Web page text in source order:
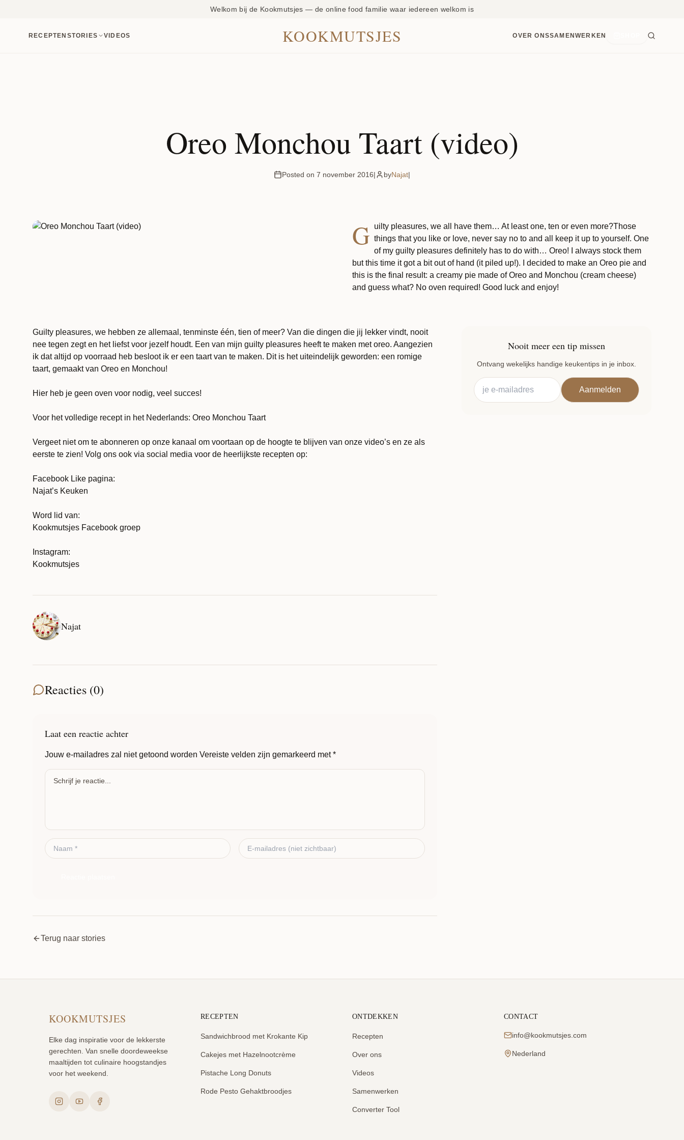
Welkom bij de Kookmutsjes — de online food familie waar iedereen welkom is
RECEPTEN STORIES VIDEOS KOOKMUTSJES OVER ONSSAMENWERKEN
Oreo Monchou Taart (video)
Posted on 7 november 2016| byNajat|
G uilty pleasures, we all have them… At least one, ten or even more?Those
things that you like or love, never say no to and all keep it up to yourself. One
of my guilty pleasures definitely has to do with… Oreo! I always stock them
but this time it got a bit out of hand (it piled up!). I decided to make an Oreo pie and
this is the final result: a creamy pie made of Oreo and Monchou (cream cheese)
and guess what? No oven required! Good luck and enjoy!
Guilty pleasures, we hebben ze allemaal, tenminste één, tien of meer? Van die dingen die jij lekker vindt, nooit
nee tegen zegt en het liefst voor jezelf houdt. Een van mijn guilty pleasures heeft te maken met oreo. Aangezien
ik dat altijd op voorraad heb besloot ik er een taart van te maken. Dit is het uiteindelijk geworden: een romige
taart, gemaakt van Oreo en Monchou!
Hier heb je geen oven voor nodig, veel succes!
Voor het volledige recept in het Nederlands: Oreo Monchou Taart
Vergeet niet om te abonneren op onze kanaal om voortaan op de hoogte te blijven van onze video’s en ze als
eerste te zien! Volg ons ook via social media voor de heerlijkste recepten op:
Facebook Like pagina:
Najat’s Keuken
Word lid van:
Kookmutsjes Facebook groep
Instagram:
Kookmutsjes
Najat
Reacties (0)
Laat een reactie achter
Jouw e-mailadres zal niet getoond worden Vereiste velden zijn gemarkeerd met*
Terug naar stories
Nooit meer een tip missen
Ontvang wekelijks handige keukentips in je inbox.
KOOKMUTSJES
Elke dag inspiratie voor de lekkerste
gerechten. Van snelle doordeweekse
maaltijden tot culinaire hoogstandjes
voor het weekend.
RECEPTEN
Sandwichbrood met Krokante Kip
Cakejes met Hazelnootcrème
Pistache Long Donuts
Rode Pesto Gehaktbroodjes
ONTDEKKEN
Recepten
Over ons
Videos
Samenwerken
Converter Tool
CONTACT
info@kookmutsjes.com
Nederland